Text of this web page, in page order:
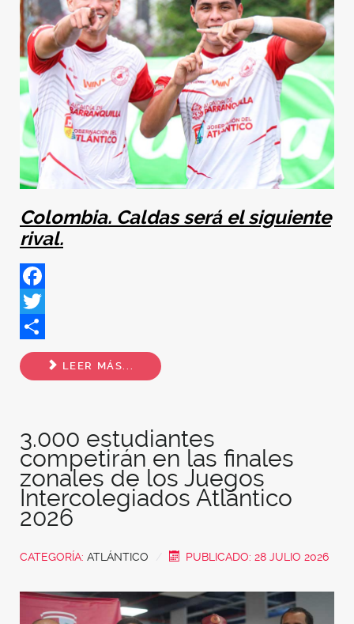
Colombia. Caldas será el siguiente
rival.
Facebook
Twitter
Share
LEER MÁS...
3.000 estudiantes
competirán en las finales
zonales de los Juegos
Intercolegiados Atlántico
2026
CATEGORÍA: ATLÁNTICO PUBLICADO: 28 JULIO 2026